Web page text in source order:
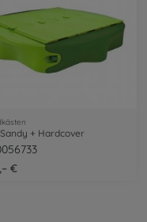
Sandy + Hardcover
€